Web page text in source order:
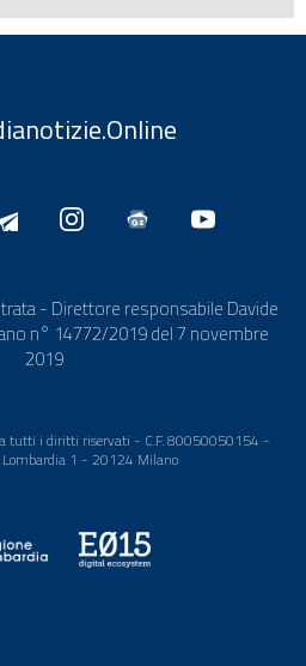
- Direttore responsabile Davide
n° 14772/2019 del 7 novembre
2019
tutti i diritti riservati - C.F. 80050050154 -
1 - 20124 Milano